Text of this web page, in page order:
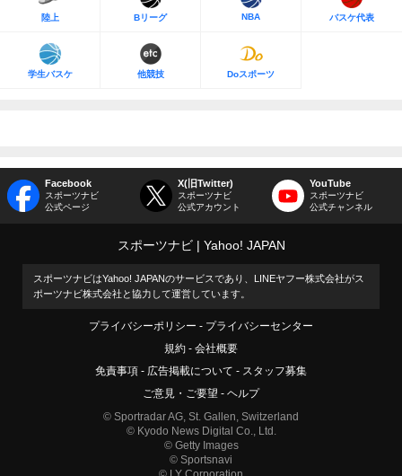
陸上 Bリーグ NBA バスケ代表
学生バスケ 他競技 Doスポーツ
Facebook
スポーツナビ
公式ページ
X(旧Twitter)
スポーツナビ
公式アカウント
YouTube
スポーツナビ
公式チャンネル
スポーツナビ Yahoo! JAPAN
スポーツナビはYahoo! JAPANのサービスであり、LINEヤフー株式会社がス
ポーツナビ株式会社と協力して運営しています。
プライバシーポリシー
プライバシーセンター
規約
会社概要
免責事項
広告掲載について
スタッフ募集
ご意見・ご要望
ヘルプ
© Sportradar AG, St. Gallen, Switzerland
© Kyodo News Digital Co., Ltd.
© Getty Images
© Sportsnavi